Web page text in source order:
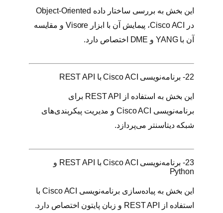
این بخش به بررسی ساختار داده Object-Oriented
در Cisco ACI، پیمایش آن با ابزار Visore و مقایسه
آن با YANG و DME اختصاص دارد.
22- برنامه‌نویسی Cisco ACI با REST API
این بخش به استفاده از REST API برای
برنامه‌نویسی Cisco ACI و مدیریت پیکربندی‌های
شبکه دیتاسنتر می‌پردازد.
23- برنامه‌نویسی Cisco ACI با REST API و
Python
این بخش به پیاده‌سازی برنامه‌نویسی Cisco ACI با
استفاده از REST API و زبان پایتون اختصاص دارد.